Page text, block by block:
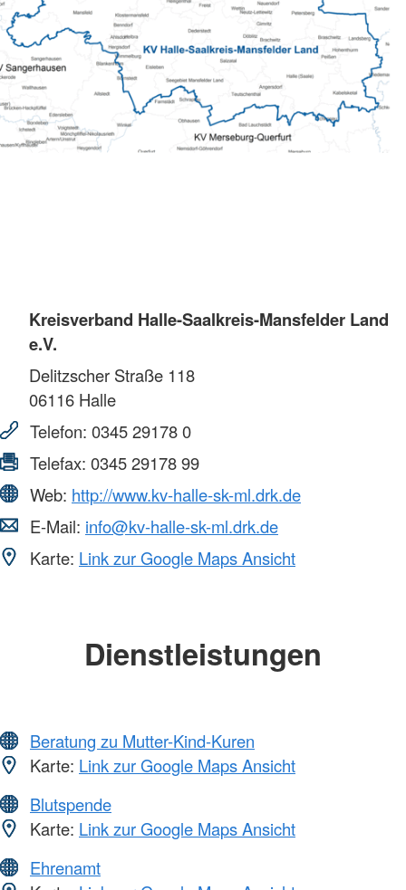
Kreisverband Halle-Saalkreis-Mansfelder Land
e.V.
Delitzscher Straße 118
06116 Halle
Telefon: 0345 29178 0
Telefax: 0345 29178 99
Web: http://www.kv-halle-sk-ml.drk.de
E-Mail: info@kv-halle-sk-ml.drk.de
Karte: Link zur Google Maps Ansicht
Dienstleistungen
Beratung zu Mutter-Kind-Kuren
Karte: Link zur Google Maps Ansicht
Blutspende
Karte: Link zur Google Maps Ansicht
Ehrenamt